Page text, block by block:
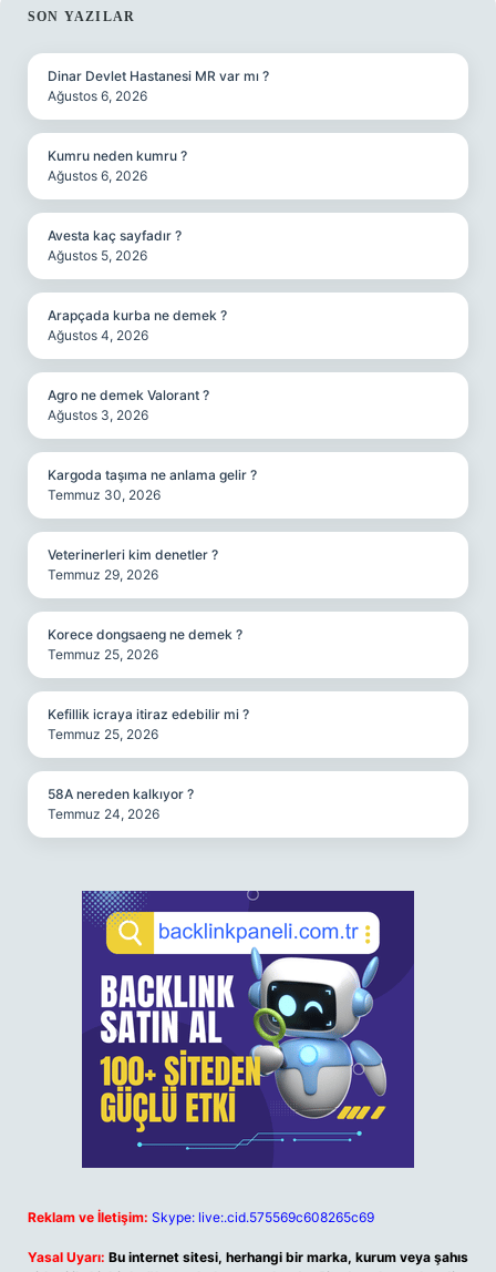
SIDEBAR
SON YAZILAR
Dinar Devlet Hastanesi MR var mı ?
Ağustos 6, 2026
Kumru neden kumru ?
Ağustos 6, 2026
Avesta kaç sayfadır ?
Ağustos 5, 2026
Arapçada kurba ne demek ?
Ağustos 4, 2026
Agro ne demek Valorant ?
Ağustos 3, 2026
Kargoda taşıma ne anlama gelir ?
Temmuz 30, 2026
Veterinerleri kim denetler ?
Temmuz 29, 2026
Korece dongsaeng ne demek ?
Temmuz 25, 2026
Kefillik icraya itiraz edebilir mi ?
Temmuz 25, 2026
58A nereden kalkıyor ?
Temmuz 24, 2026
Reklam ve İletişim: Skype: live:.cid.575569c608265c69
Yasal Uyarı: Bu internet sitesi, herhangi bir marka, kurum veya şahıs